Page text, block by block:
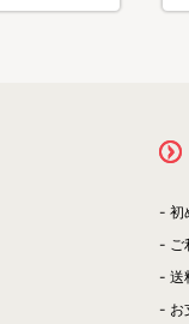
初
ご
送
お